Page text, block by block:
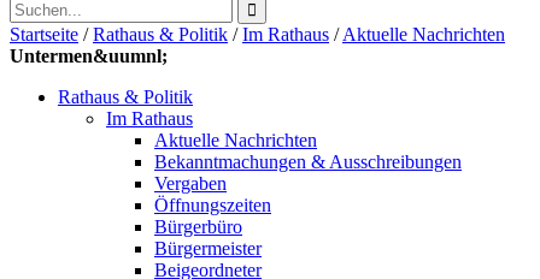
Startseite /Rathaus & Politik /Im Rathaus /Aktuelle Nachrichten
Untermen&uumnl;
Rathaus & Politik
Im Rathaus
Aktuelle Nachrichten
Bekanntmachungen & Ausschreibungen
Vergaben
Öffnungszeiten
Bürgerbüro
Bürgermeister
Beigeordneter